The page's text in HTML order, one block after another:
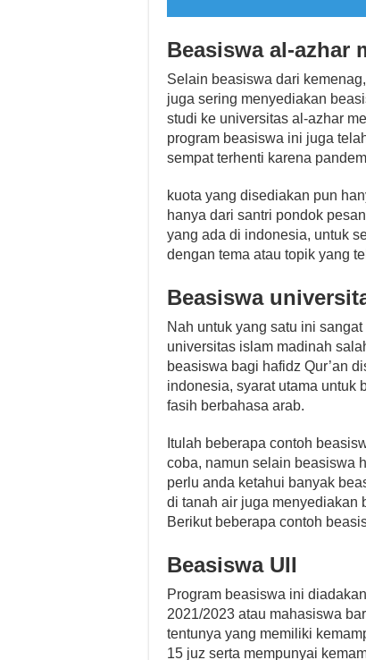
Beasiswa al-azhar
Selain beasiswa dari
juga sering menyediakan
studi ke universitas al-azhar
program beasiswa ini juga
sempat terhenti karena
kuota yang disediakan pun
hanya dari santri pondok
yang ada di indonesia, untuk
dengan tema atau topik yang
Beasiswa
Nah untuk yang satu ini
universitas islam madinah
beasiswa bagi hafidz Qur’an
indonesia, syarat utama untuk
fasih berbahasa arab.
Itulah beberapa contoh
coba, namun selain beasiswa
perlu anda ketahui banyak
di tanah air juga menyediakan
Berikut beberapa contoh
Beasiswa UII
Program beasiswa ini
2021/2023 atau mahasiswa
tentunya yang memiliki
15 juz serta mempunyai